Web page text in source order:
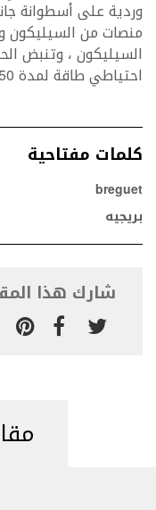
وردية على أسطوانة
احتياطي طاقة لمدة 50 ساعة.
كلمات مفتاحية
breguet
بريجيه
شارك هذا